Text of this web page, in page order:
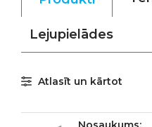
Lejupielādes
Atlasīt un kārtot